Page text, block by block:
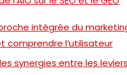
intégrée du
comprendre l’utilisateur
synergies entre les